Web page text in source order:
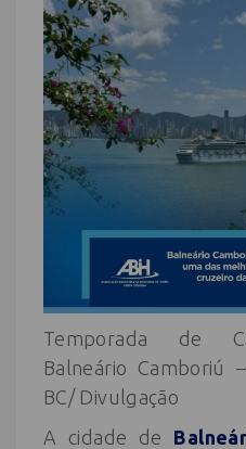
Temporada de
Balneário Camboriú
BC/ Divulgação
A cidade de